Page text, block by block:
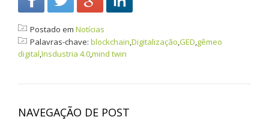
Postado em Notícias
Palavras-chave: blockchain,Digitalização,GED,gêmeo
digital,Insdustria 4.0,mind twin
NAVEGAÇÃO DE POST